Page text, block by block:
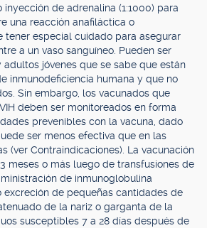
de adrenalina (1:1000) para
una reacción anafiláctica o
tener especial cuidado para asegurar
a un vaso sanguíneo. Pueden ser
adultos jóvenes que se sabe que están
inmunodeficiencia humana y que no
Sin embargo, los vacunados que
deben ser monitoreados en forma
prevenibles con la vacuna, dado
ser menos efectiva que en las
(ver Contraindicaciones). La vacunación
meses o más luego de transfusiones de
de inmunoglobulina
excreción de pequeñas cantidades de
de la nariz o garganta de la
susceptibles 7 a 28 días después de